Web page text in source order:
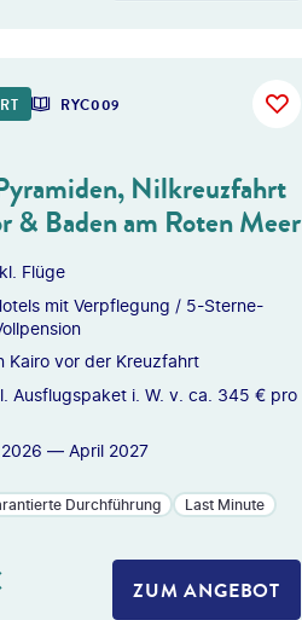
RYC009
Nilkreuzfahrt
& Baden am Roten Meer
Flüge
mit Verpflegung / 5-Sterne-
Kairo vor der Kreuzfahrt
Ausflugspaket i. W. v. ca. 345 € pro
— April 2027
Durchführung Last Minute
ZUM ANGEBOT